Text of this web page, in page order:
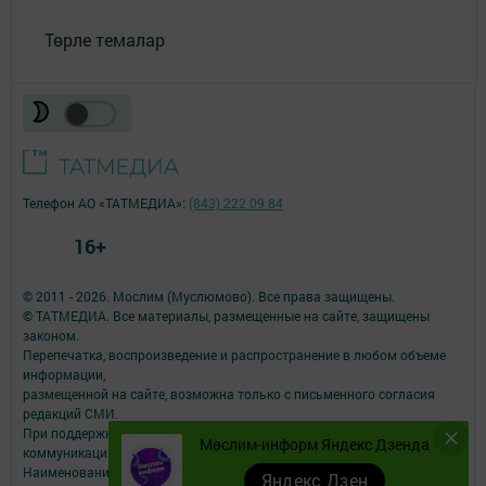
Төрле темалар
Мөслим-информ Яндекс Дзенда
Яндекс Дзен
© 2011 - 2026. Мослим (Муслюмово). Все права защищены.
© ТАТМЕДИА. Все материалы, размещенные на сайте, защищены
законом.
Перепечатка, воспроизведение и распространение в любом объеме
информации,
размещенной на сайте, возможна только с письменного согласия
редакций СМИ.
При поддержке Республиканского агентства по печати и массовым
коммуникациям.
Наименование СМИ: Мөслим-информ
Телефон АО «ТАТМЕДИА»: (843) 222 09 84
16+